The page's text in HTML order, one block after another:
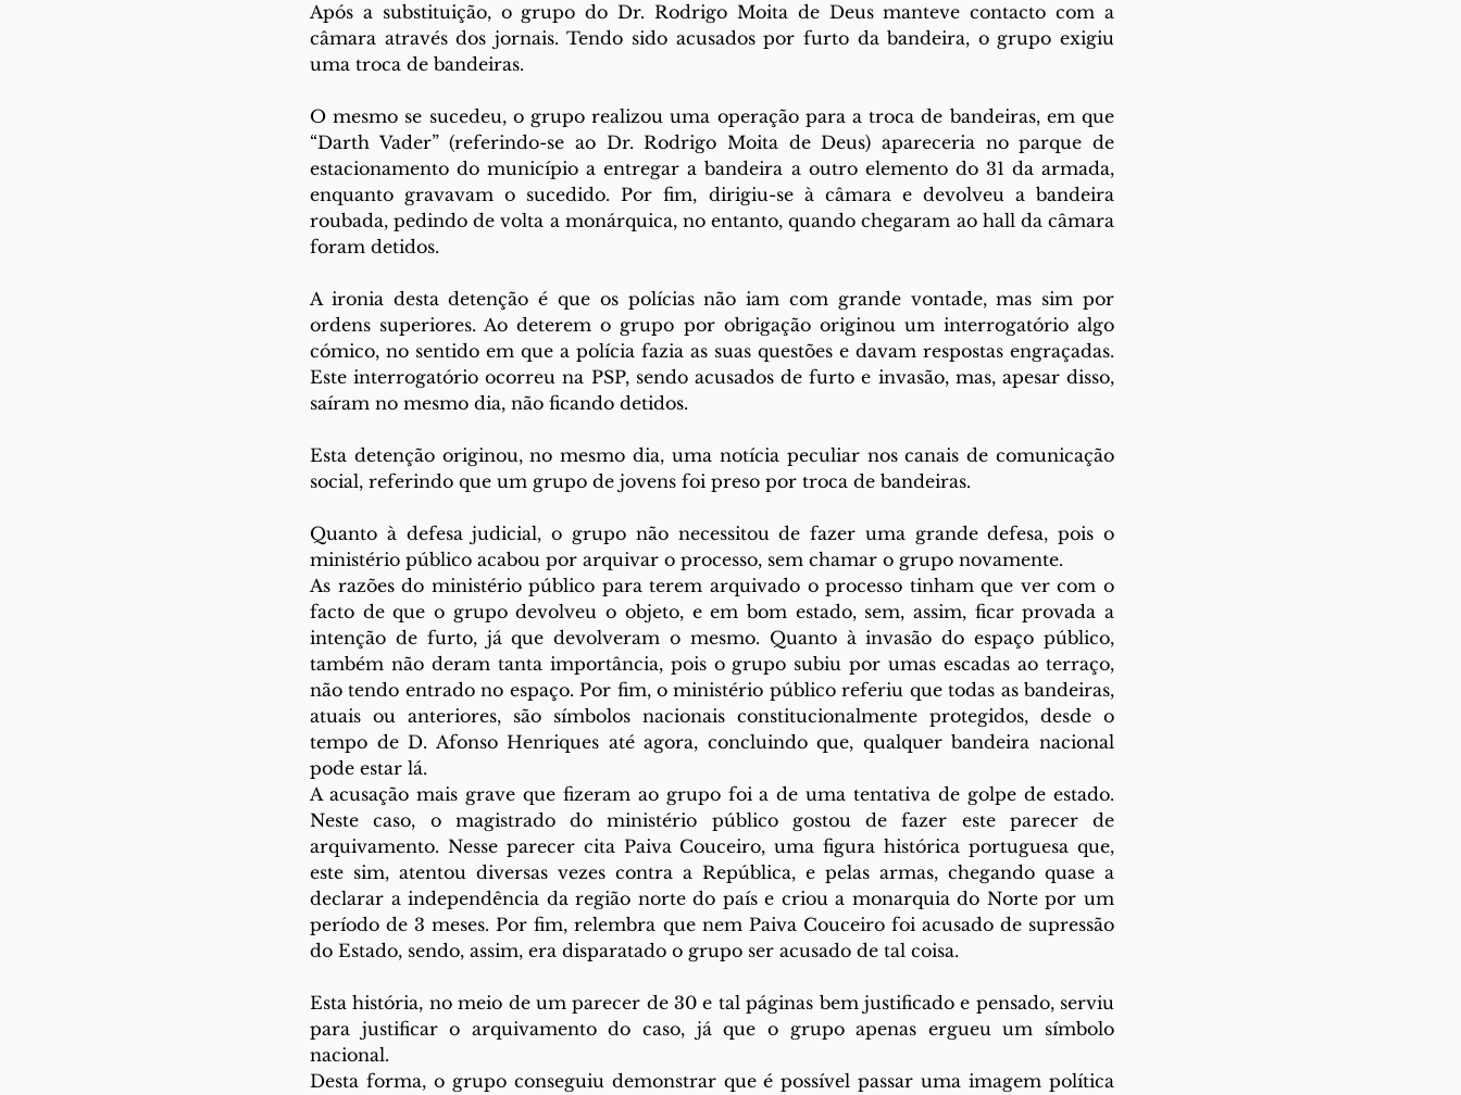
Após a substituição, o grupo do Dr. Rodrigo Moita de Deus manteve contacto com a
câmara através dos jornais. Tendo sido acusados por furto da bandeira, o grupo exigiu
uma troca de bandeiras.
O mesmo se sucedeu, o grupo realizou uma operação para a troca de bandeiras, em que
“Darth Vader” (referindo-se ao Dr. Rodrigo Moita de Deus) apareceria no parque de
estacionamento do município a entregar a bandeira a outro elemento do 31 da armada,
enquanto gravavam o sucedido. Por fim, dirigiu-se à câmara e devolveu a bandeira
roubada, pedindo de volta a monárquica, no entanto, quando chegaram ao hall da câmara
foram detidos.
A ironia desta detenção é que os polícias não iam com grande vontade, mas sim por
ordens superiores. Ao deterem o grupo por obrigação originou um interrogatório algo
cómico, no sentido em que a polícia fazia as suas questões e davam respostas engraçadas.
Este interrogatório ocorreu na PSP, sendo acusados de furto e invasão, mas, apesar disso,
saíram no mesmo dia, não ficando detidos.
Esta detenção originou, no mesmo dia, uma notícia peculiar nos canais de comunicação
social, referindo que um grupo de jovens foi preso por troca de bandeiras.
Quanto à defesa judicial, o grupo não necessitou de fazer uma grande defesa, pois o
ministério público acabou por arquivar o processo, sem chamar o grupo novamente.
As razões do ministério público para terem arquivado o processo tinham que ver com o
facto de que o grupo devolveu o objeto, e em bom estado, sem, assim, ficar provada a
intenção de furto, já que devolveram o mesmo. Quanto à invasão do espaço público,
também não deram tanta importância, pois o grupo subiu por umas escadas ao terraço,
não tendo entrado no espaço. Por fim, o ministério público referiu que todas as bandeiras,
atuais ou anteriores, são símbolos nacionais constitucionalmente protegidos, desde o
tempo de D. Afonso Henriques até agora, concluindo que, qualquer bandeira nacional
pode estar lá.
A acusação mais grave que fizeram ao grupo foi a de uma tentativa de golpe de estado.
Neste caso, o magistrado do ministério público gostou de fazer este parecer de
arquivamento. Nesse parecer cita Paiva Couceiro, uma figura histórica portuguesa que,
este sim, atentou diversas vezes contra a República, e pelas armas, chegando quase a
declarar a independência da região norte do país e criou a monarquia do Norte por um
período de 3 meses. Por fim, relembra que nem Paiva Couceiro foi acusado de supressão
do Estado, sendo, assim, era disparatado o grupo ser acusado de tal coisa.
Esta história, no meio de um parecer de 30 e tal páginas bem justificado e pensado, serviu
para justificar o arquivamento do caso, já que o grupo apenas ergueu um símbolo
nacional.
Desta forma, o grupo conseguiu demonstrar que é possível passar uma imagem política